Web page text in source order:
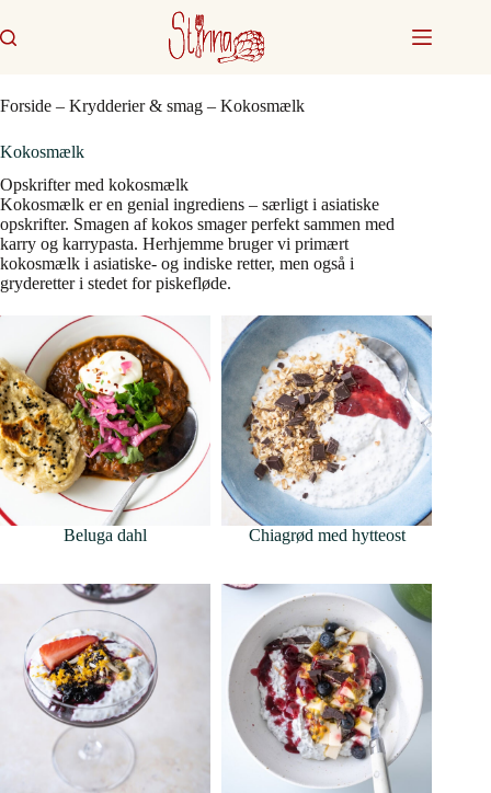
til
indhold
Forside – Krydderier & smag – Kokosmælk
Kokosmælk
Opskrifter med kokosmælk
Kokosmælk er en genial ingrediens – særligt i asiatiske
opskrifter. Smagen af kokos smager perfekt sammen med
karry og karrypasta. Herhjemme bruger vi primært
kokosmælk i asiatiske- og indiske retter, men også i
gryderetter i stedet for piskefløde.
Beluga dahl Chiagrød med hytteost